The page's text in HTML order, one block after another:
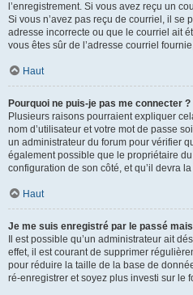
l’enregistrement. Si vous avez reçu un
Si vous n’avez pas reçu de courriel, il se
adresse incorrecte ou que le courriel ait
vous êtes sûr de l’adresse courriel
Haut
Pourquoi ne puis-je pas me connecter ?
Plusieurs raisons pourraient expliquer
nom d’utilisateur et votre mot de passe
un administrateur du forum pour vérifier
également possible que le propriétaire
configuration de son côté, et qu’il devra
Haut
Je me suis enregistré par le passé
Il est possible qu’un administrateur ait
effet, il est courant de supprimer
pour réduire la taille de la base de
ré-enregistrer et soyez plus investi sur le